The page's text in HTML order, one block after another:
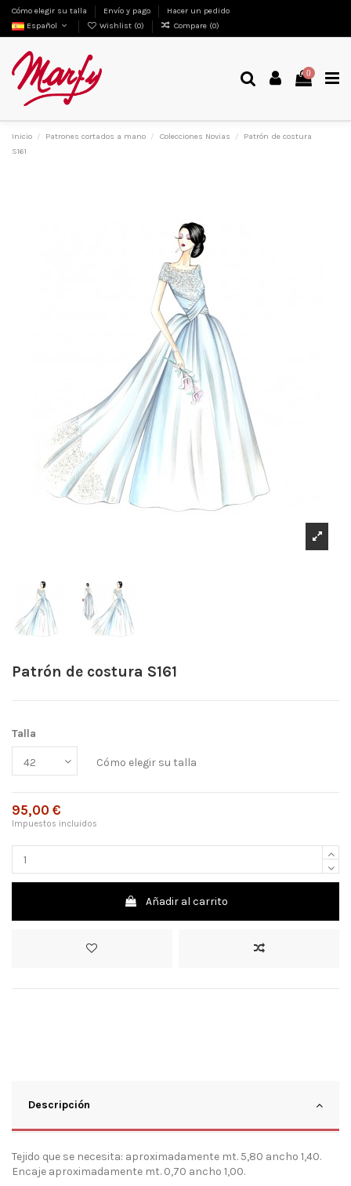
Cómo elegir su talla Envío y pago
Hacer un pedido
Español
Wishlist (0) Compare (0)
0
Inicio Patrones cortados a mano Colecciones Novias
Patrón de costura
S161
Patrón de costura S161
Talla
Cómo elegir su talla
95,00 €
Impuestos incluidos
Añadir al carrito
Descripción
Tejido que se necesita: aproximadamente mt. 5,80 ancho 1,40.
Encaje aproximadamente mt. 0,70 ancho 1,00.